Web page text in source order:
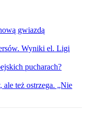
gwiazdą
Wyniki el. Ligi
pucharach?
ale też ostrzega. „Nie